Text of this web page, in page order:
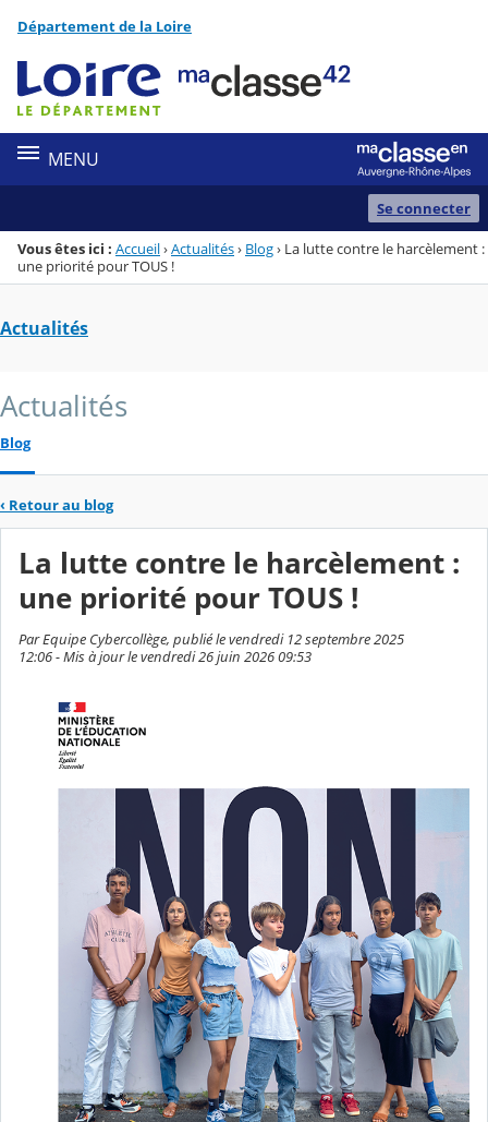
Menu de la rubrique
Contenu
Département de la Loire
MENU
Se connecter
Vous êtes ici : Accueil›Actualités› Blog› La lutte contre le harcèlement :
une priorité pour TOUS !
Actualités
Actualités
Blog
‹ Retour au blog
La lutte contre le harcèlement :
une priorité pour TOUS !
Par Equipe Cybercollège, publié le vendredi 12 septembre 2025
12:06 - Mis à jour le vendredi 26 juin 2026 09:53